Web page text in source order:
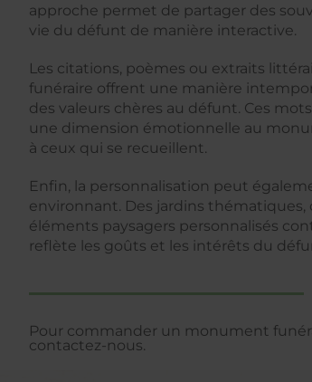
approche permet de partager des
vie du défunt de manière interactive.
Les citations, poèmes ou extraits
funéraire offrent une manière
des valeurs chères au défunt. Ces
une dimension émotionnelle au
à ceux qui se recueillent.
Enfin, la personnalisation peut
environnant. Des jardins
éléments paysagers personnalisés
reflète les goûts et les intérêts du
Pour commander un monument
contactez-nous.